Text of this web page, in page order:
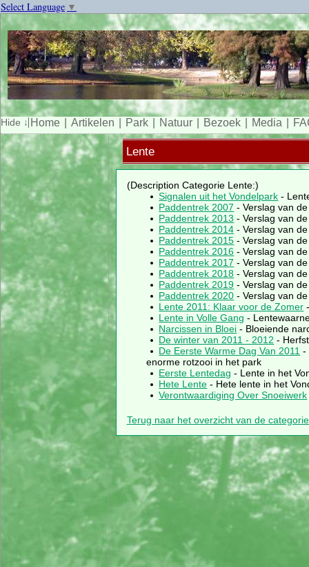
Select Language ▼
Home Artikelen Park Natuur Bezoek Media
Lente
(Description Categorie Lente:)
Signalen uit het Vondelpark -
Paddentrek 2007 - Verslag van
Paddentrek 2013 - Verslag van
Paddentrek 2014 - Verslag van
Paddentrek 2015 - Verslag van
Paddentrek 2016 - Verslag van
Paddentrek 2017 - Verslag van
Paddentrek 2018 - Verslag van
Paddentrek 2019 - Verslag van
Paddentrek 2020 - Verslag van
Lente 2011: Klaar voor de Zomer
Lente in Volle Gang -
Narcissen in Bloei - Bloeiende
De winter van 2011 - 2012 -
De Eerste Warme Dag Van 2011 -
enorme rotzooi in het park
Eerste Lentedag - Lente in het
Hete Lente - Hete lente in het
Verontwaardiging Over Snoeiwerk
Terug naar het overzicht van de